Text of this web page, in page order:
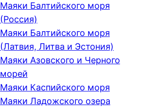
Маяки Балтийского моря
(Россия)
Маяки Балтийского моря
(Латвия, Литва и Эстония)
Маяки Азовского и Черного
морей
Маяки Каспийского моря
Маяки Ладожского озера